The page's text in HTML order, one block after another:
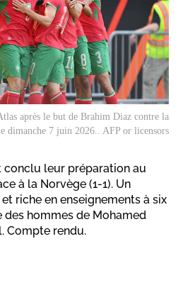
après le but de Brahim Diaz contre la
dimanche 7 juin 2026.. AFP or licensors
conclu leur préparation au
à la Norvège (1-1). Un
riche en enseignements à six
des hommes de Mohamed
Compte rendu.